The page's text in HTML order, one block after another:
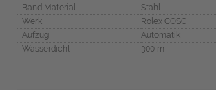
Band Material
Stahl
Werk
Rolex COSC
Aufzug
Automatik
Wasserdicht
300 m